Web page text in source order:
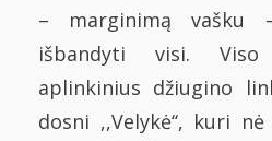
– marginimą
išbandyti visi.
aplinkinius džiugino
dosni ,,Velykė‘‘, kuri